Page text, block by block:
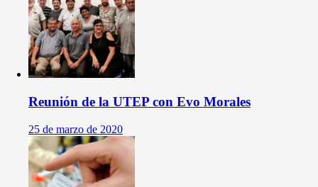
Reunión de la UTEP con Evo Morales
25 de marzo de 2020